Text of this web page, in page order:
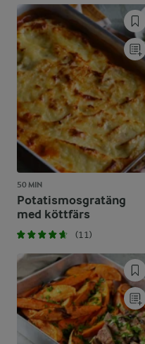
50 MIN
Potatismosgratäng
med köttfärs
(11)